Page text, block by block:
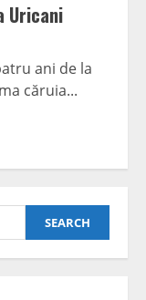
Uricani
ani de la
căruia...